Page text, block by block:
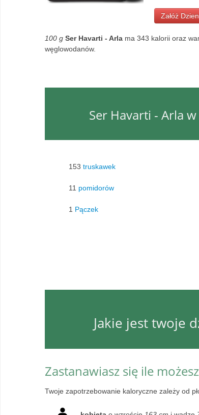
Załóż
100 g Ser Havarti - Arla ma 343 kalorii oraz
węglowodanów.
Ser Havarti - Arla w
153 truskawek
11 pomidorów
1 Pączek
Jakie jest twoje
Zastanawiasz się ile
Twoje zapotrzebowanie kaloryczne zależy od